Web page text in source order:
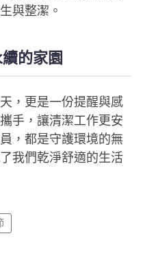
與整潔。
的家園
，更是一份提醒與感
手，讓清潔工作更安
，都是守護環境的無
我們乾淨舒適的生活